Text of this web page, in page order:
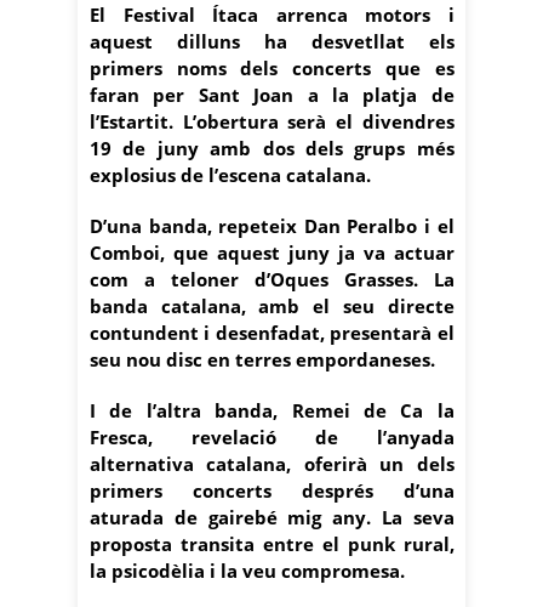
El Festival Ítaca arrenca motors i
aquest dilluns ha desvetllat els
primers noms dels concerts que es
faran per Sant Joan a la platja de
l’Estartit. L’obertura serà el divendres
19 de juny amb dos dels grups més
explosius de l’escena catalana.
D’una banda, repeteix Dan Peralbo i el
Comboi, que aquest juny ja va actuar
com a teloner d’Oques Grasses. La
banda catalana, amb el seu directe
contundent i desenfadat, presentarà el
seu nou disc en terres empordaneses.
I de l’altra banda, Remei de Ca la
Fresca, revelació de l’anyada
alternativa catalana, oferirà un dels
primers concerts després d’una
aturada de gairebé mig any. La seva
proposta transita entre el punk rural,
la psicodèlia i la veu compromesa.